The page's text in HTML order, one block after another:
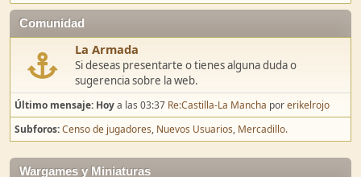
Comunidad
La Armada
Si deseas presentarte o tienes alguna duda o
sugerencia sobre la web.
Último mensaje: Hoya las 03:37 Re:Castilla-La Mancha porerikelrojo
Subforos Censo de jugadores Nuevos Usuarios Mercadillo.
Wargames y Miniaturas